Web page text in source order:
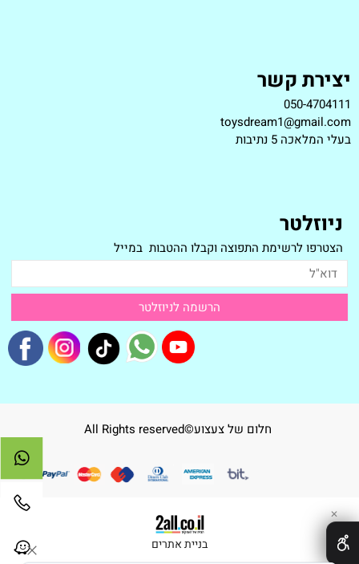
יצירת קשר
050-4704111
toysdream1@gmail.com
בעלי המלאכה 5 נתיבות
ניוזלטר
הצטרפו לרשימת התפוצה וקבלו ההטבות במייל
חלום של צעצוע©All Rights reserved
בניית אתרים
✕